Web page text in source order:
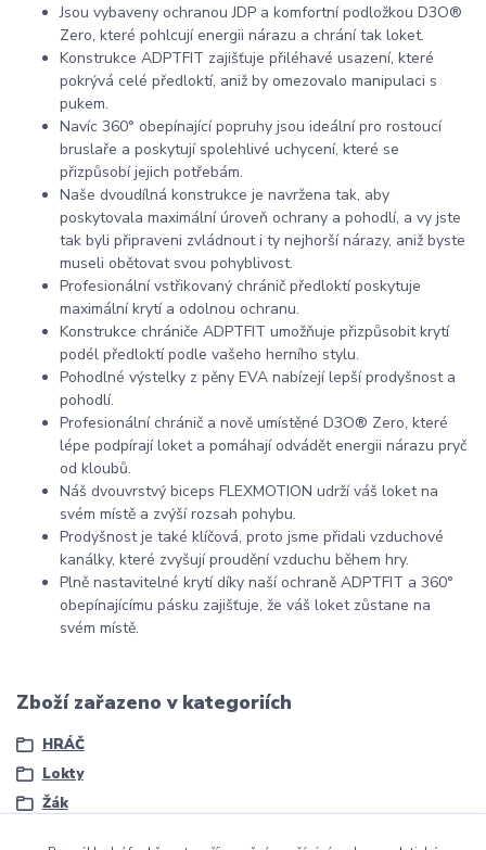
Jsou vybaveny ochranou JDP a komfortní podložkou D3O®
Zero, které pohlcují energii nárazu a chrání tak loket.
Konstrukce ADPTFIT zajišťuje přiléhavé usazení, které
pokrývá celé předloktí, aniž by omezovalo manipulaci s
pukem.
Navíc 360° obepínající popruhy jsou ideální pro rostoucí
bruslaře a poskytují spolehlivé uchycení, které se
přizpůsobí jejich potřebám.
Naše dvoudílná konstrukce je navržena tak, aby
poskytovala maximální úroveň ochrany a pohodlí, a vy jste
tak byli připraveni zvládnout i ty nejhorší nárazy, aniž byste
museli obětovat svou pohyblivost.
Profesionální vstřikovaný chránič předloktí poskytuje
maximální krytí a odolnou ochranu.
Konstrukce chrániče ADPTFIT umožňuje přizpůsobit krytí
podél předloktí podle vašeho herního stylu.
Pohodlné výstelky z pěny EVA nabízejí lepší prodyšnost a
pohodlí.
Profesionální chránič a nově umístěné D3O® Zero, které
lépe podpírají loket a pomáhají odvádět energii nárazu pryč
od kloubů.
Náš dvouvrstvý biceps FLEXMOTION udrží váš loket na
svém místě a zvýší rozsah pohybu.
Prodyšnost je také klíčová, proto jsme přidali vzduchové
kanálky, které zvyšují proudění vzduchu během hry.
Plně nastavitelné krytí díky naší ochraně ADPTFIT a 360°
obepínajícímu pásku zajišťuje, že váš loket zůstane na
svém místě.
Zboží zařazeno v kategoriích
HRÁČ
Lokty
Žák